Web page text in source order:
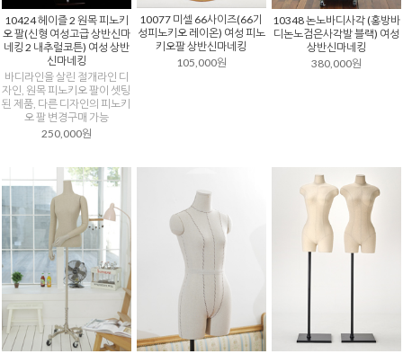
10424 헤이즐 2 원목 피노키
오 팔(신형 여성고급 상반신마
네킹 2 내추럴코튼) 여성 상반
신마네킹
바디라인을 살린 절개라인 디
자인, 원목 피노키오 팔이 셋팅
된 제품, 다른 디자인의 피노키
오 팔 변경구매 가능
250,000원
10077 미셀 66사이즈(66기
성피노키오 레이온) 여성 피노
키오팔 상반신마네킹
105,000원
10348 논노바디사각 (홍방바
디논노검은사각발 블랙) 여성
상반신마네킹
380,000원